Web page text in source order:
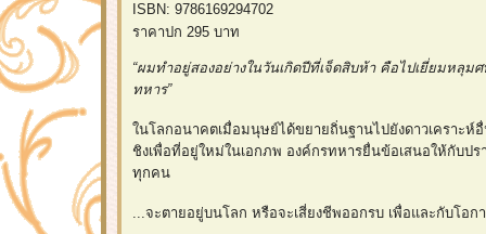
ISBN: 9786169294702
ราคาปก 295 บาท
“ผมทำอยู่สองอย่างในวันเกิดปีที่เจ็ดสิบห้า คือไปเยี่ยมหลุม
ทหาร”
นโลกอนาคตเมื่อมนุษย์ได้ขยายถิ่นฐานไปยังดาวเคราะห์
ชิงเพื่อที่อยู่ใหม่ในเอกภพ องค์กรทหารยื่นข้อเสนอให้กับป
ทุกคน
...จะตายอยู่บนโลก หรือจะเสี่ยงชีพออกรบ เพื่อและกับโอ